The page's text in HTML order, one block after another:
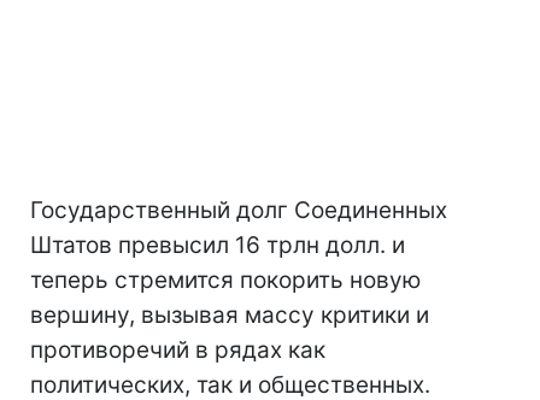
Государственный долг Соединенных
Штатов превысил 16 трлн долл. и
теперь стремится покорить новую
вершину, вызывая массу критики и
противоречий в рядах как
политических, так и общественных.